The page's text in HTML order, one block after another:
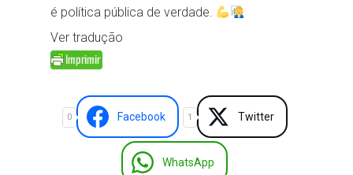
é política pública de verdade.
Ver tradução
0 Facebook 1 Twitter
WhatsApp